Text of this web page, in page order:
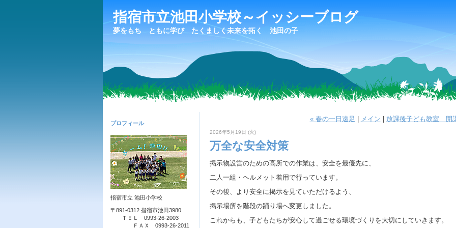
指宿市立池田小学校～イッシーブログ
夢をもち ともに学び たくましく未来を拓く 池田の子
プロフィール
指宿市立 池田小学校
〒891-0312 指宿市池田3980
ＴＥＬ 0993-26-2003
ＦＡＸ 0993-26-2011
« 春の一日遠足 メイン 放課後子ども教室 開
2026年5月19日 (火)
万全な安全対策
掲示物設営のための高所での作業は、安全を最優先に、
二人一組・ヘルメット着用で行っています。
その後、より安全に掲示を見ていただけるよう、
掲示場所を階段の踊り場へ変更しました。
これからも、子どもたちが安心して過ごせる環境づくりを大切にしていきます。